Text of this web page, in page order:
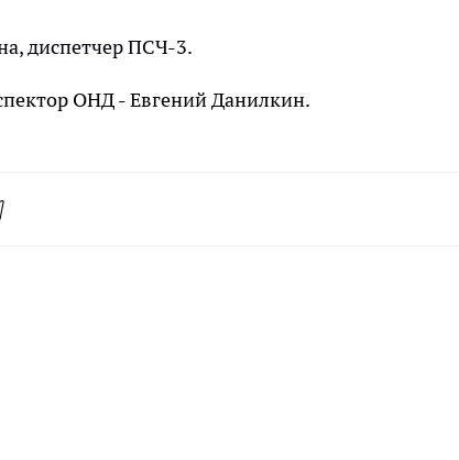
диспетчер ПСЧ-3.
ОНД - Евгений Данилкин.